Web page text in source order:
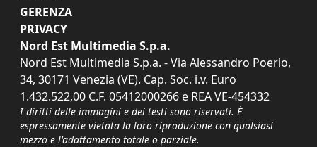
GERENZA
PRIVACY
Nord Est Multimedia S.p.a.
Nord Est Multimedia S.p.a. - Via Alessandro Poerio,
34, 30171 Venezia (VE). Cap. Soc. i.v. Euro
1.432.522,00 C.F. 05412000266 e REA VE-454332
I diritti delle immagini e dei testi sono riservati. È
espressamente vietata la loro riproduzione con qualsiasi
mezzo e l'adattamento totale o parziale.